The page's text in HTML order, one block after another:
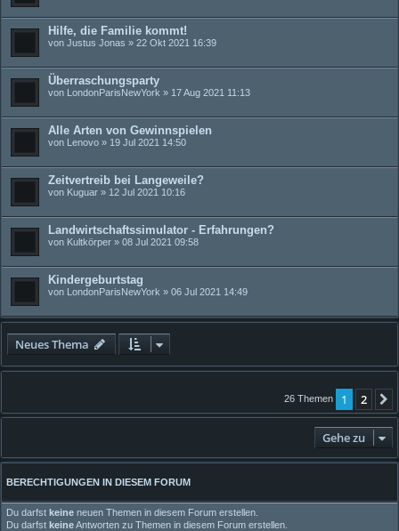
Hilfe, die Familie kommt!
von Justus Jonas » 22 Okt 2021 16:39
Überraschungsparty
von LondonParisNewYork » 17 Aug 2021 11:13
Alle Arten von Gewinnspielen
von Lenovo » 19 Jul 2021 14:50
Zeitvertreib bei Langeweile?
von Kuguar » 12 Jul 2021 10:16
Landwirtschaftssimulator - Erfahrungen?
von Kultkörper » 08 Jul 2021 09:58
Kindergeburtstag
von LondonParisNewYork » 06 Jul 2021 14:49
Neues Thema
26 Themen 1 2
Gehe zu
BERECHTIGUNGEN IN DIESEM FORUM
Du darfst keine neuen Themen in diesem Forum erstellen.
Du darfst keineAntworten zu Themen in diesem Forum erstellen.